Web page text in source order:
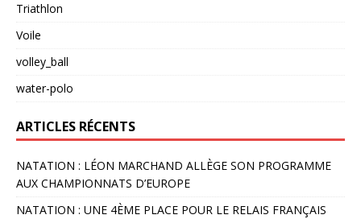
Triathlon
Voile
volley_ball
water-polo
ARTICLES RÉCENTS
NATATION : LÉON MARCHAND ALLÈGE SON PROGRAMME
AUX CHAMPIONNATS D’EUROPE
NATATION : UNE 4ÈME PLACE POUR LE RELAIS FRANÇAIS